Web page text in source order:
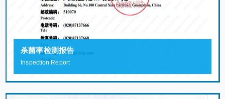
杀菌率检测报告
Inspection Report